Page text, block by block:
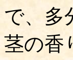
で、多
茎の香